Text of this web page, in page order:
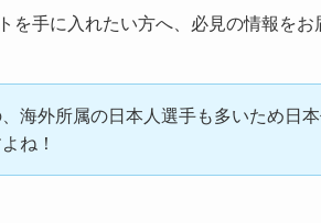
手に入れたい方へ、必見の情報をお
海外所属の日本人選手も多いため日
ね！